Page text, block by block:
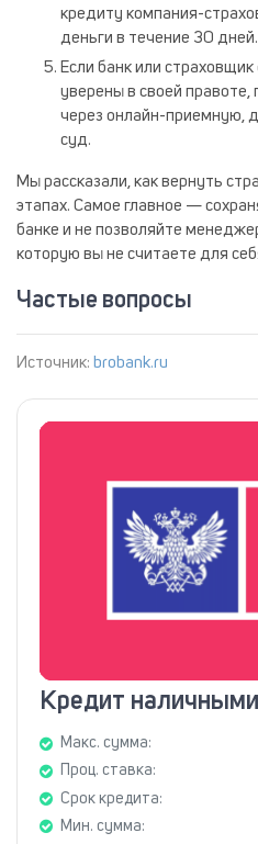
кредиту компания-
деньги в течение 30 дней.
Если банк или
уверены в своей
через онлайн-приемную,
суд.
Мы рассказали, как вернуть
этапах. Самое главное —
банке и не позволяйте
которую вы не считаете для
Частые вопросы
Источник: brobank.ru
Кредит
Макс. сумма:
Проц. ставка:
Срок кредита:
Мин. сумма: